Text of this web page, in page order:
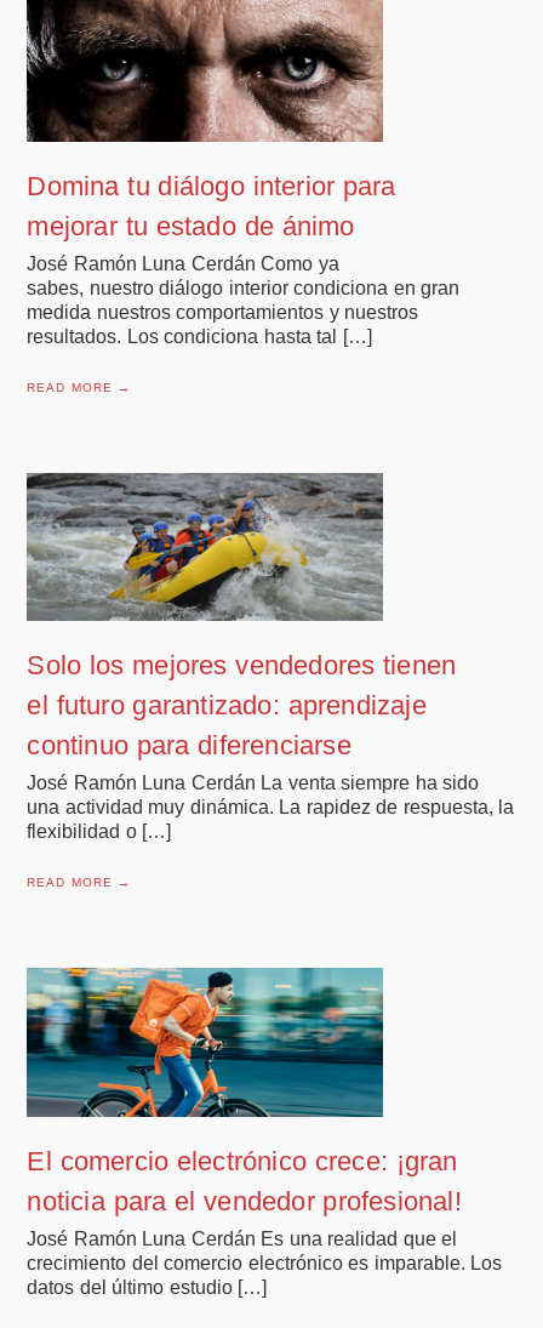
Domina tu diálogo interior para
mejorar tu estado de ánimo
José Ramón Luna Cerdán Como ya
sabes, nuestro diálogo interior condiciona en gran
medida nuestros comportamientos y nuestros
resultados. Los condiciona hasta tal […]
READ MORE →
Solo los mejores vendedores tienen
el futuro garantizado: aprendizaje
continuo para diferenciarse
José Ramón Luna Cerdán La venta siempre ha sido
una actividad muy dinámica. La rapidez de respuesta, la
flexibilidad o […]
READ MORE →
El comercio electrónico crece: ¡gran
noticia para el vendedor profesional!
José Ramón Luna Cerdán Es una realidad que el
crecimiento del comercio electrónico es imparable. Los
datos del último estudio […]